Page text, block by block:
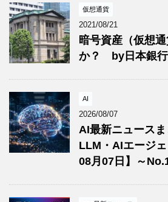
仮想通貨
2021/08/21
暗号資産（仮想
か？ by日本銀行
AI
2026/08/07
AI最新ニュースま
LLM・AIエージ
08月07日】～